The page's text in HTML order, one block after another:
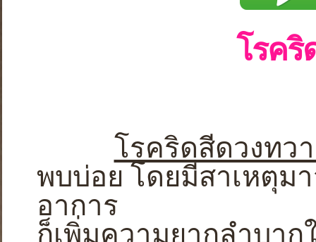
โรคริ
โรคริดสีดวงทวา
พบบ่อย โดยมีสาเหตุม
อาการ
ก็เพิ่มความยากลำบา